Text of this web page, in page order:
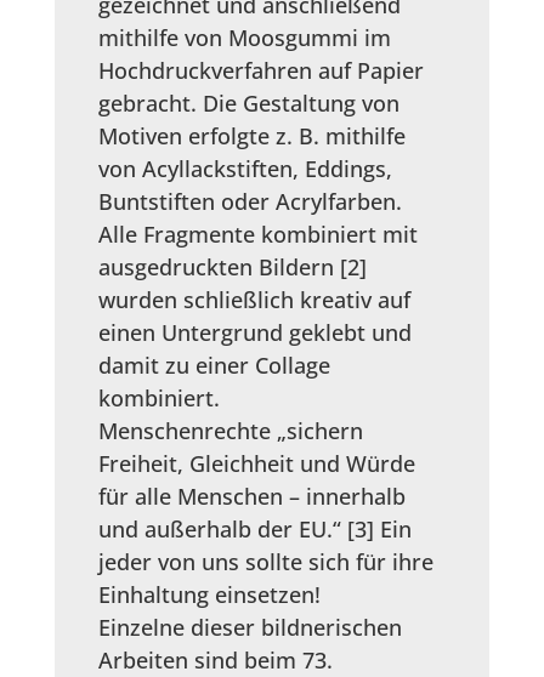
mithilfe von Moosgummi im
Hochdruckverfahren auf Papier
gebracht. Die Gestaltung von
Motiven erfolgte z. B. mithilfe
von Acyllackstiften, Eddings,
Buntstiften oder Acrylfarben.
Alle Fragmente kombiniert mit
ausgedruckten Bildern [2]
wurden schließlich kreativ auf
einen Untergrund geklebt und
damit zu einer Collage
kombiniert.
Menschenrechte „sichern
Freiheit, Gleichheit und Würde
für alle Menschen – innerhalb
und außerhalb der EU.“ [3] Ein
jeder von uns sollte sich für ihre
Einhaltung einsetzen!
Einzelne dieser bildnerischen
Arbeiten sind beim 73.